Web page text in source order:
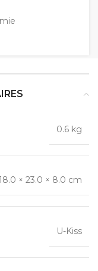
mie
0.6 kg
× 23.0 × 8.0 cm
U-Kiss